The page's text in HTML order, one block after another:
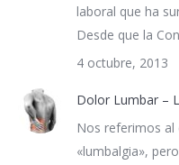
laboral que ha
Desde que la
4 octubre, 2013
Dolor Lumbar –
Nos referimos
«lumbalgia»,